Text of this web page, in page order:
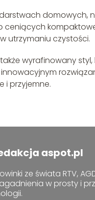
domowych,
ceniących
utrzymaniu czystości.
wyrafinowany
i przyjemne.
aspot.pl
ze świata RTV,
w prosty i